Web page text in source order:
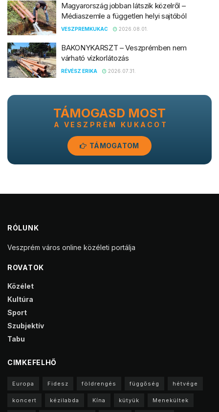
Magyarország jobban látszik közelről –
Médiaszemle a független helyi sajtóból
VESZPREMKUKAC 2026.08.01.
BAKONYKARSZT – Veszprémben nem
várható vízkorlátozás
RÉVÉSZ ERIKA 2026.07.31.
TÁMOGASD MOST
A VESZPRÉM KUKACOT
TÁMOGATOM
RÓLUNK
Veszprém város online közéleti portálja
ROVATOK
Közélet
Kultúra
Sport
Szubjektív
Tabu
CIMKEFELHŐ
Europa Fidesz földrengés függőség hétvége
koncert kézilabda Kína kütyük Menekültek